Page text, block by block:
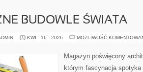
BUDOWLE ŚWIATA
KWI - 16 - 2026 MOŻLIWOŚĆ
Magazyn poświęcony
którym fascynacja